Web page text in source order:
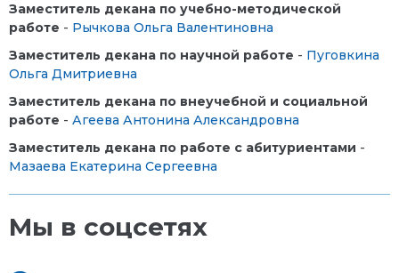
Заместитель декана по учебно-методической
работе - Рычкова Ольга Валентиновна
Заместитель декана по научной работе - Пуговкина
Ольга Дмитриевна
Заместитель декана по внеучебной и социальной
работе - Агеева Антонина Александровна
Заместитель декана по работе с абитуриентами -
Мазаева Екатерина Сергеевна
Мы в соцсетях